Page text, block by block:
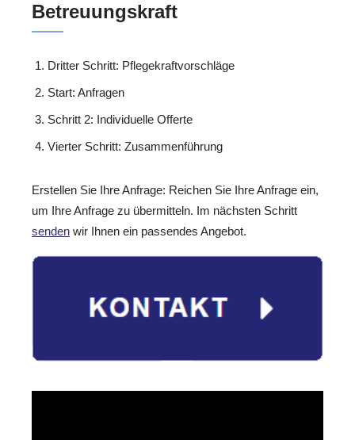
Betreuungskraft
Dritter Schritt: Pflegekraftvorschläge
Start: Anfragen
Schritt 2: Individuelle Offerte
Vierter Schritt: Zusammenführung
Erstellen Sie Ihre Anfrage: Reichen Sie Ihre Anfrage ein,
um Ihre Anfrage zu übermitteln. Im nächsten Schritt
senden wir Ihnen ein passendes Angebot.